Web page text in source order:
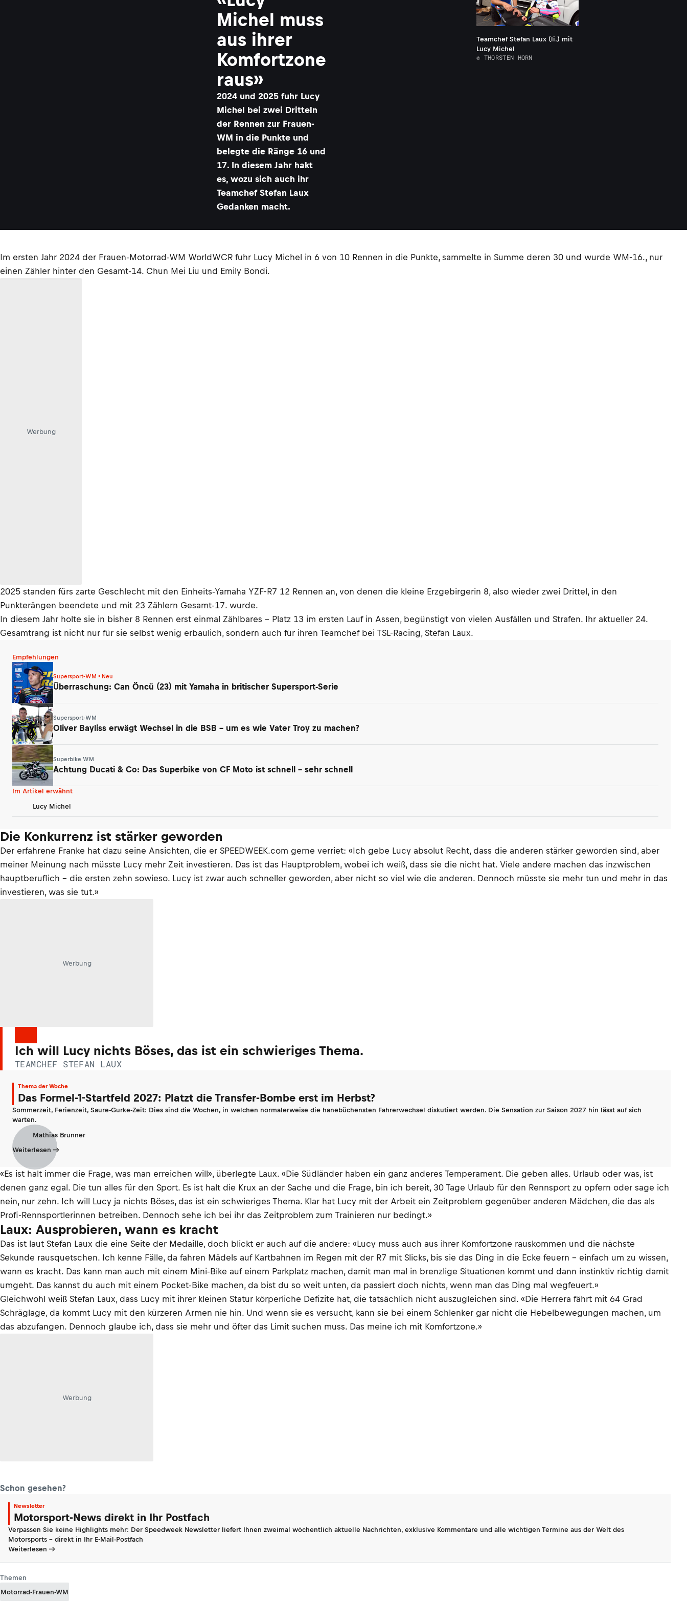
Michel muss
aus ihrer
Komfortzone
raus»
2024 und 2025 fuhr Lucy
Michel bei zwei Dritteln
der Rennen zur Frauen-
WM in die Punkte und
belegte die Ränge 16 und
17. In diesem Jahr hakt
es, wozu sich auch ihr
Teamchef Stefan Laux
Gedanken macht.
Teamchef Stefan Laux (li.) mit
Lucy Michel
© THORSTEN HORN
Im ersten Jahr 2024 der Frauen-Motorrad-WM WorldWCR fuhr Lucy Michel in 6 von 10 Rennen in die Punkte, sammelte in Summe deren 30 und wurde WM-16., nur
einen Zähler hinter den Gesamt-14. Chun Mei Liu und Emily Bondi.
Werbung
2025 standen fürs zarte Geschlecht mit den Einheits-Yamaha YZF-R7 12 Rennen an, von denen die kleine Erzgebirgerin 8, also wieder zwei Drittel, in den
Punkterängen beendete und mit 23 Zählern Gesamt-17. wurde.
In diesem Jahr holte sie in bisher 8 Rennen erst einmal Zählbares – Platz 13 im ersten Lauf in Assen, begünstigt von vielen Ausfällen und Strafen. Ihr aktueller 24.
Gesamtrang ist nicht nur für sie selbst wenig erbaulich, sondern auch für ihren Teamchef bei TSL-Racing, Stefan Laux.
Empfehlungen
Supersport-WM • Neu
Überraschung: Can Öncü (23) mit Yamaha in britischer Supersport-Serie
Supersport-WM
Oliver Bayliss erwägt Wechsel in die BSB – um es wie Vater Troy zu machen?
Superbike WM
Achtung Ducati & Co: Das Superbike von CF Moto ist schnell – sehr schnell
Im Artikel erwähnt
Lucy Michel
Die Konkurrenz ist stärker geworden
Der erfahrene Franke hat dazu seine Ansichten, die er SPEEDWEEK.com gerne verriet: «Ich gebe Lucy absolut Recht, dass die anderen stärker geworden sind, aber
meiner Meinung nach müsste Lucy mehr Zeit investieren. Das ist das Hauptproblem, wobei ich weiß, dass sie die nicht hat. Viele andere machen das inzwischen
hauptberuflich – die ersten zehn sowieso. Lucy ist zwar auch schneller geworden, aber nicht so viel wie die anderen. Dennoch müsste sie mehr tun und mehr in das
investieren, was sie tut.»
Werbung
Ich will Lucy nichts Böses, das ist ein schwieriges Thema.
TEAMCHEF STEFAN LAUX
Thema der Woche
Das Formel-1-Startfeld 2027: Platzt die Transfer-Bombe erst im Herbst?
Sommerzeit, Ferienzeit, Saure-Gurke-Zeit: Dies sind die Wochen, in welchen normalerweise die hanebüchensten Fahrerwechsel diskutiert werden. Die Sensation zur Saison 2027 hin lässt auf sich
warten.
Mathias Brunner
Weiterlesen
«Es ist halt immer die Frage, was man erreichen will», überlegte Laux. «Die Südländer haben ein ganz anderes Temperament. Die geben alles. Urlaub oder was, ist
denen ganz egal. Die tun alles für den Sport. Es ist halt die Krux an der Sache und die Frage, bin ich bereit, 30 Tage Urlaub für den Rennsport zu opfern oder sage ich
nein, nur zehn. Ich will Lucy ja nichts Böses, das ist ein schwieriges Thema. Klar hat Lucy mit der Arbeit ein Zeitproblem gegenüber anderen Mädchen, die das als
Profi-Rennsportlerinnen betreiben. Dennoch sehe ich bei ihr das Zeitproblem zum Trainieren nur bedingt.»
Laux: Ausprobieren, wann es kracht
Das ist laut Stefan Laux die eine Seite der Medaille, doch blickt er auch auf die andere: «Lucy muss auch aus ihrer Komfortzone rauskommen und die nächste
Sekunde rausquetschen. Ich kenne Fälle, da fahren Mädels auf Kartbahnen im Regen mit der R7 mit Slicks, bis sie das Ding in die Ecke feuern – einfach um zu wissen,
wann es kracht. Das kann man auch mit einem Mini-Bike auf einem Parkplatz machen, damit man mal in brenzlige Situationen kommt und dann instinktiv richtig damit
umgeht. Das kannst du auch mit einem Pocket-Bike machen, da bist du so weit unten, da passiert doch nichts, wenn man das Ding mal wegfeuert.»
Gleichwohl weiß Stefan Laux, dass Lucy mit ihrer kleinen Statur körperliche Defizite hat, die tatsächlich nicht auszugleichen sind. «Die Herrera fährt mit 64 Grad
Schräglage, da kommt Lucy mit den kürzeren Armen nie hin. Und wenn sie es versucht, kann sie bei einem Schlenker gar nicht die Hebelbewegungen machen, um
das abzufangen. Dennoch glaube ich, dass sie mehr und öfter das Limit suchen muss. Das meine ich mit Komfortzone.»
Werbung
Schon gesehen?
Newsletter
Motorsport-News direkt in Ihr Postfach
Verpassen Sie keine Highlights mehr: Der Speedweek Newsletter liefert Ihnen zweimal wöchentlich aktuelle Nachrichten, exklusive Kommentare und alle wichtigen Termine aus der Welt des
Motorsports - direkt in Ihr E-Mail-Postfach
Weiterlesen
Themen
Motorrad-Frauen-WM